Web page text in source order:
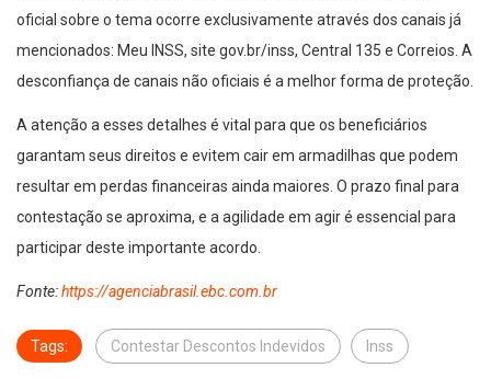
oficial sobre o tema ocorre exclusivamente através dos canais já
mencionados: Meu INSS, site gov.br/inss, Central 135 e Correios. A
desconfiança de canais não oficiais é a melhor forma de proteção.
A atenção a esses detalhes é vital para que os beneficiários
garantam seus direitos e evitem cair em armadilhas que podem
resultar em perdas financeiras ainda maiores. O prazo final para
contestação se aproxima, e a agilidade em agir é essencial para
participar deste importante acordo.
Fonte:https://agenciabrasil.ebc.com.br
Tags: Contestar Descontos Indevidos Inss